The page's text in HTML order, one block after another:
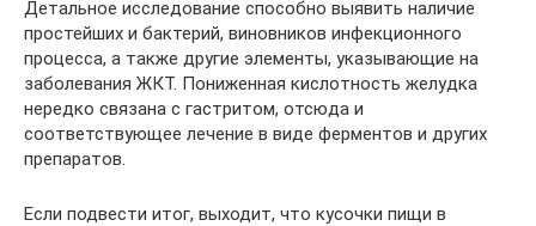
Детальное исследование способно выявить наличие
простейших и бактерий, виновников инфекционного
процесса, а также другие элементы, указывающие на
заболевания ЖКТ. Пониженная кислотность желудка
нередко связана с гастритом, отсюда и
соответствующее лечение в виде ферментов и других
препаратов.
Если подвести итог, выходит, что кусочки пищи в